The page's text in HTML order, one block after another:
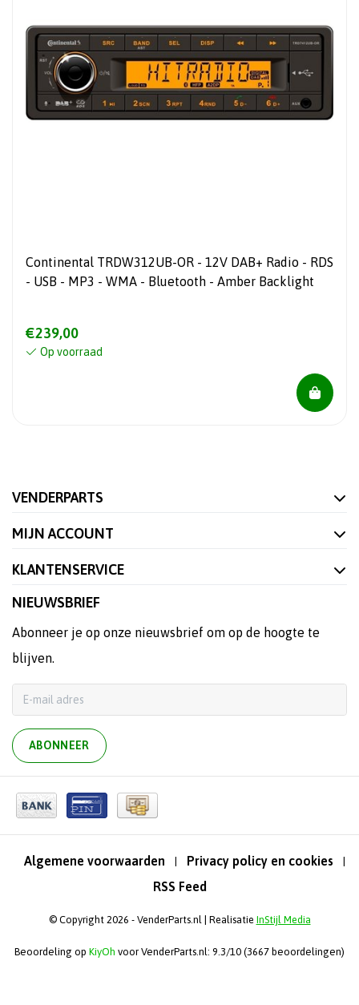
Continental TRDW312UB-OR - 12V DAB+ Radio - RDS
- USB - MP3 - WMA - Bluetooth - Amber Backlight
€239,00
Op voorraad
VENDERPARTS
MIJN ACCOUNT
KLANTENSERVICE
NIEUWSBRIEF
Abonneer je op onze nieuwsbrief om op de hoogte te
blijven.
ABONNEER
Algemene voorwaarden | Privacy policy en cookies |
RSS Feed
© Copyright 2026 - VenderParts.nl | Realisatie InStijl Media
Beoordeling op KiyOh voor VenderParts.nl: 9.3/10 (3667 beoordelingen)